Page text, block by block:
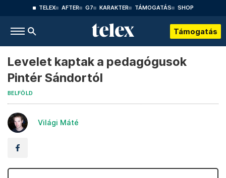
TELEX AFTER G7 KARAKTER TÁMOGATÁS SHOP
Támogatás
Levelet kaptak a pedagógusok
Pintér Sándortól
BELFÖLD
Világi Máté